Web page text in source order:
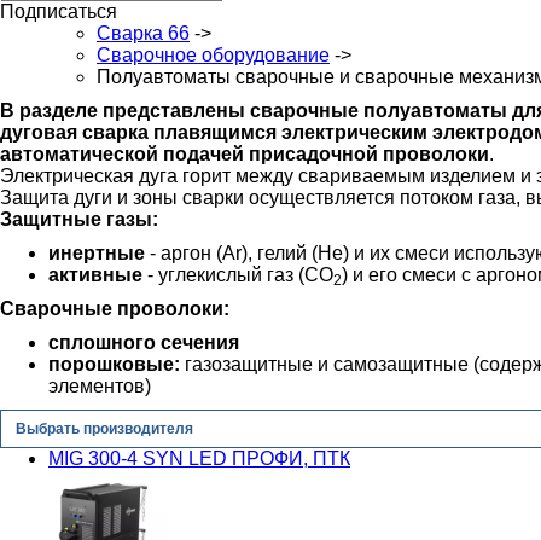
Подписаться
Сварка 66 ->
Сварочное оборудование ->
Полуавтоматы сварочные и сварочные
В разделе представлены сварочные полуавтоматы
дуговая сварка плавящимся электрическим
автоматической подачей присадочной проволоки.
Электрическая дуга горит между свариваемым изделием
Защита дуги и зоны сварки осуществляется потоком газа,
Защитные газы:
инертные - аргон (Ar), гелий (He) и их смеси
активные - углекислый газ (CO2) и его смеси с
Сварочные проволоки:
сплошного сечения
порошковые: газозащитные и самозащитные
элементов)
Выбрать производителя
MIG 300-4 SYN LED ПРОФИ, ПТК